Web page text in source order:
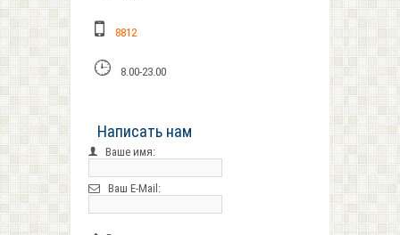
8812
8.00-23.00
Написать нам
Ваше имя:
Ваш E-Mail: